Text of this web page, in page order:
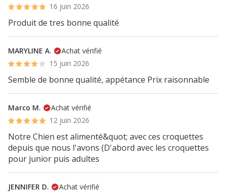
16 juin 2026
Produit de tres bonne qualité
MARYLINE A.
Achat vérifié
15 juin 2026
Semble de bonne qualité, appétance Prix raisonnable
Marco M.
Achat vérifié
12 juin 2026
Notre Chien est alimenté&quot; avec ces croquettes
depuis que nous l'avons (D'abord avec les croquettes
pour junior puis adultes
JENNIFER D.
Achat vérifié